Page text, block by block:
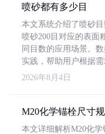
喷砂都有多少目
本文系统介绍了喷砂
喷砂200目对应的表面
同目数的应用场景。
实践，帮助用户根据
2026年8月4日
M20化学锚栓尺寸
本文详细解析M20化